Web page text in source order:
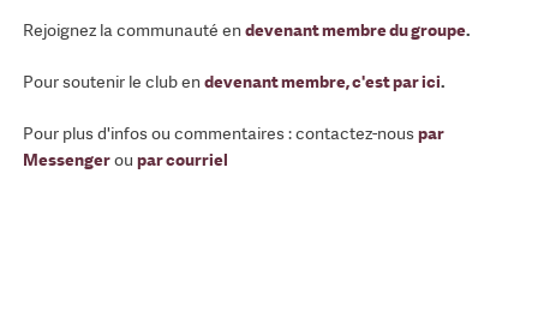
Rejoignez la communauté endevenant membre du groupe.
Pour soutenir le club endevenant membre, c'est par ici.
Pour plus d'infos ou commentaires : contactez-nouspar
Messengerou par courriel